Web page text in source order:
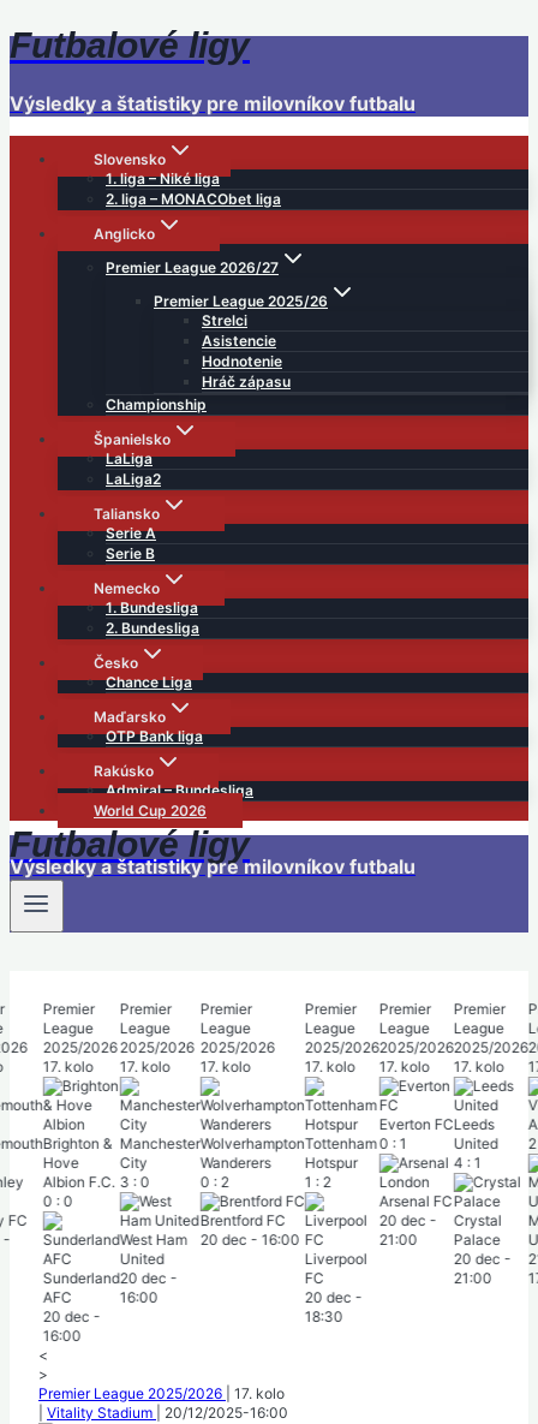
Skip
to
Futbalové ligy
Výsledky a štatistiky pre milovníkov futbalu
Slovensko
1. liga – Niké liga
2. liga – MONACObet liga
Anglicko
Premier League 2026/27
Premier League 2025/26
Strelci
Asistencie
Hodnotenie
Hráč zápasu
Championship
Španielsko
LaLiga
LaLiga2
Taliansko
Serie A
Serie B
Nemecko
1. Bundesliga
2. Bundesliga
Česko
Chance Liga
Maďarsko
OTP Bank liga
Rakúsko
Admiral – Bundesliga
World Cup 2026
Futbalové ligy
Výsledky a štatistiky pre milovníkov futbalu
FC
-
Premier
League
2025/2026
17. kolo
Brighton &
Hove
Albion F.C.
0 0
Sunderland
AFC
20 dec -
16:00
Premier
League
2025/2026
17. kolo
Manchester
City
3 0
West Ham
United
20 dec -
16:00
Premier
League
2025/2026
17. kolo
Wolverhampton
Wanderers
0 2
Brentford FC
20 dec - 16:00
Premier
League
2025/2026
17. kolo
Tottenham
Hotspur
1 2
Liverpool
FC
20 dec -
18:30
Premier
League
2025/2026
17. kolo
Everton FC
0 1
Arsenal FC
20 dec -
21:00
Premier
League
2025/2026
17. kolo
Leeds
United
4 1
Crystal
Palace
20 dec -
21:00
2 :
<
>
Premier League 2025/2026
17. kolo
Vitality Stadium 20/12/2025-16:00